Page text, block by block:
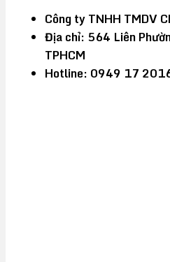
Công ty TNHH TMDV
Địa chỉ: 564 Liên
TPHCM
Hotline: 0949 17